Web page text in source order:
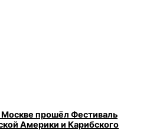
Москве прошёл Фестиваль
Америки и Карибского